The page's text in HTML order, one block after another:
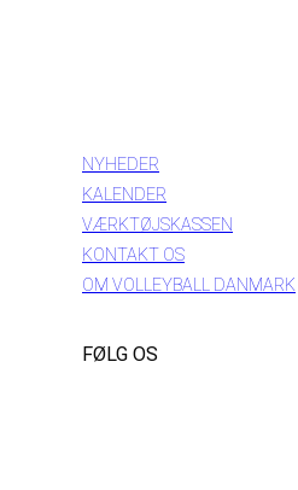
NYHEDER
KALENDER
VÆRKTØJSKASSEN
KONTAKT OS
OM VOLLEYBALL DANMARK
FØLG OS